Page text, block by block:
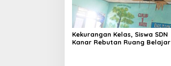
Kekurangan Kelas, Siswa SDN
Kanar Rebutan Ruang Belajar